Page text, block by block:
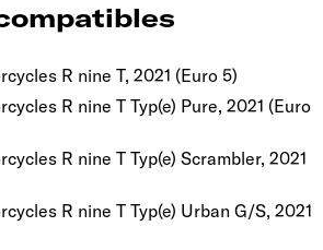
R nine T, 2021 (Euro 5)
R nine T Typ(e) Pure, 2021 (Euro
R nine T Typ(e) Scrambler, 2021
R nine T Typ(e) Urban G/S, 2021